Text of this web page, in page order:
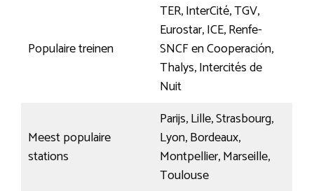
Populaire treinen
TER, InterCité, TGV,
Eurostar, ICE, Renfe-
SNCF en Cooperación,
Thalys, Intercités de
Nuit
Meest populaire
stations
Parijs, Lille, Strasbourg,
Lyon, Bordeaux,
Montpellier, Marseille,
Toulouse